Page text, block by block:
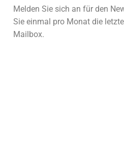
Melden Sie sich an für den
Sie einmal pro Monat die
Mailbox.